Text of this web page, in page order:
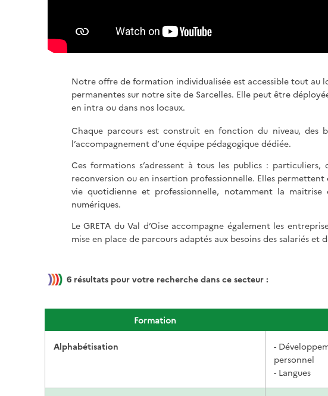
Notre offre de formation individualisée est accessible tout au
permanentes sur notre site de Sarcelles. Elle peut être
en intra ou dans nos locaux.
Chaque parcours est construit en fonction du niveau, des
l’accompagnement d’une équipe pédagogique dédiée.
Ces formations s’adressent à tous les publics : particuliers,
reconversion ou en insertion professionnelle. Elles permettent
vie quotidienne et professionnelle, notamment la
numériques.
Le GRETA du Val d’Oise accompagne également les
mise en place de parcours adaptés aux besoins des salariés et
6résultats pour votre recherche dans ce secteur :
Formation
Alphabétisation
-
personnel
- Langues